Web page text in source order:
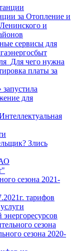
за Отопление и
и
сервисы для
чего нужна
платы за
для
Злись
сезона 2021-
тарифов
сезона
сезона 2020-